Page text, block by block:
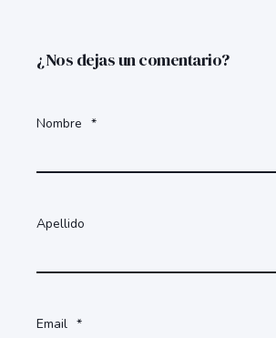
¿Nos dejas un comentario?
Nombre *
Apellido
Email *